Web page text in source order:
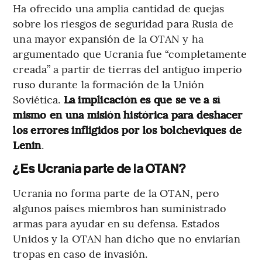
Ha ofrecido una amplia cantidad de quejas
sobre los riesgos de seguridad para Rusia de
una mayor expansión de la OTAN y ha
argumentado que Ucrania fue “completamente
creada” a partir de tierras del antiguo imperio
ruso durante la formación de la Unión
Soviética. La implicación es que se ve a sí
mismo en una misión histórica para deshacer
los errores infligidos por los bolcheviques de
Lenin.
¿Es Ucrania parte de la OTAN?
Ucrania no forma parte de la OTAN, pero
algunos países miembros han suministrado
armas para ayudar en su defensa. Estados
Unidos y la OTAN han dicho que no enviarían
tropas en caso de invasión.